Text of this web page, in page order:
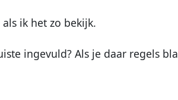
ik het zo bekijk.
ingevuld? Als je daar regels